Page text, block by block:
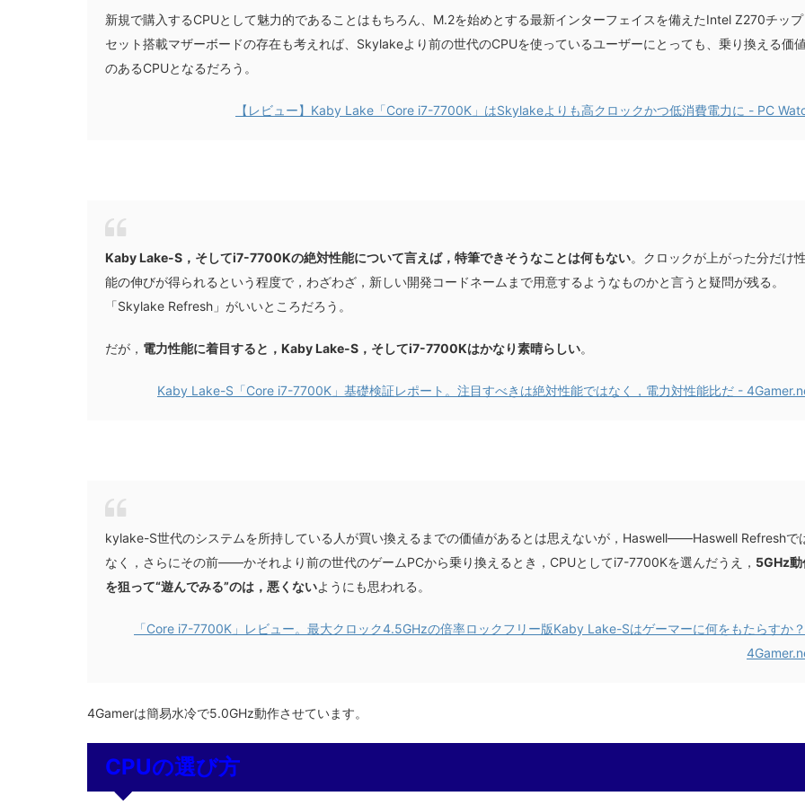
新規で購入するCPUとして魅力的であることはもちろん、M.2を始めとする最新インターフェイスを備えたIntel Z270チップ
セット搭載マザーボードの存在も考えれば、Skylakeより前の世代のCPUを使っているユーザーにとっても、乗り換える価値
のあるCPUとなるだろう。
【レビュー】Kaby Lake「Core i7-7700K」はSkylakeよりも高クロックかつ低消費電力に - PC
Kaby Lake-S，そしてi7-7700Kの絶対性能について言えば，特筆できそうなことは何もない。クロックが上がった分だけ性
能の伸びが得られるという程度で，わざわざ，新しい開発コードネームまで用意するようなものかと言うと疑問が残る。
「Skylake Refresh」がいいところだろう。
だが， 電力性能に着目すると，Kaby Lake-S，そしてi7-7700Kはかなり素晴らしい。
Kaby Lake-S「Core i7-7700K」基礎検証レポート。注目すべきは絶対性能ではなく，電力対性能比だ -
kylake-S世代のシステムを所持している人が買い換えるまでの価値があるとは思えないが，Haswell――Haswell Refreshで
なく，さらにその前――かそれより前の世代のゲームPCから乗り換えるとき，CPUとしてi7-7700Kを選んだうえ， 5GHz動
を狙って“遊んでみる”のは，悪くないようにも思われる。
「Core i7-7700K」レビュー。最大クロック4.5GHzの倍率ロックフリー版Kaby Lake-Sはゲーマーに何をもたらすか
4Gamerは簡易水冷で5.0GHz動作させています。
CPUの選び方